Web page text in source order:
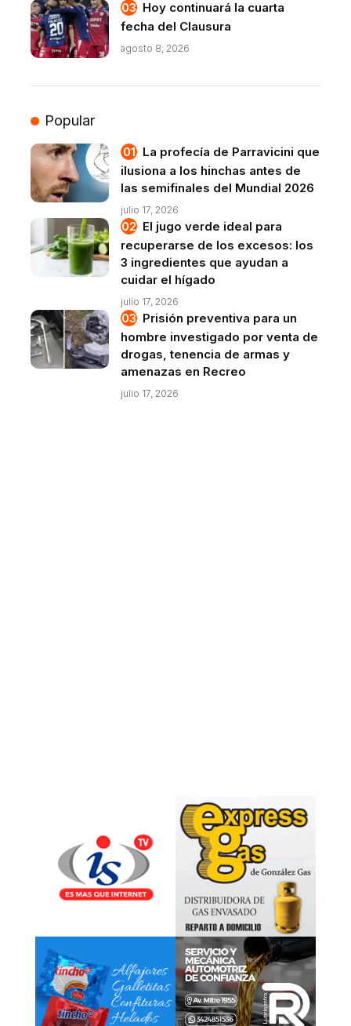
Hoy continuará la cuarta
fecha del Clausura
agosto 8, 2026
Popular
La profecía de Parravicini que
ilusiona a los hinchas antes de
las semifinales del Mundial 2026
julio 17, 2026
El jugo verde ideal para
recuperarse de los excesos: los
3 ingredientes que ayudan a
cuidar el hígado
julio 17, 2026
Prisión preventiva para un
hombre investigado por venta de
drogas, tenencia de armas y
amenazas en Recreo
julio 17, 2026